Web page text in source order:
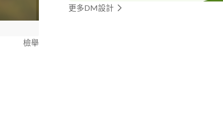
檢舉
更多DM設計